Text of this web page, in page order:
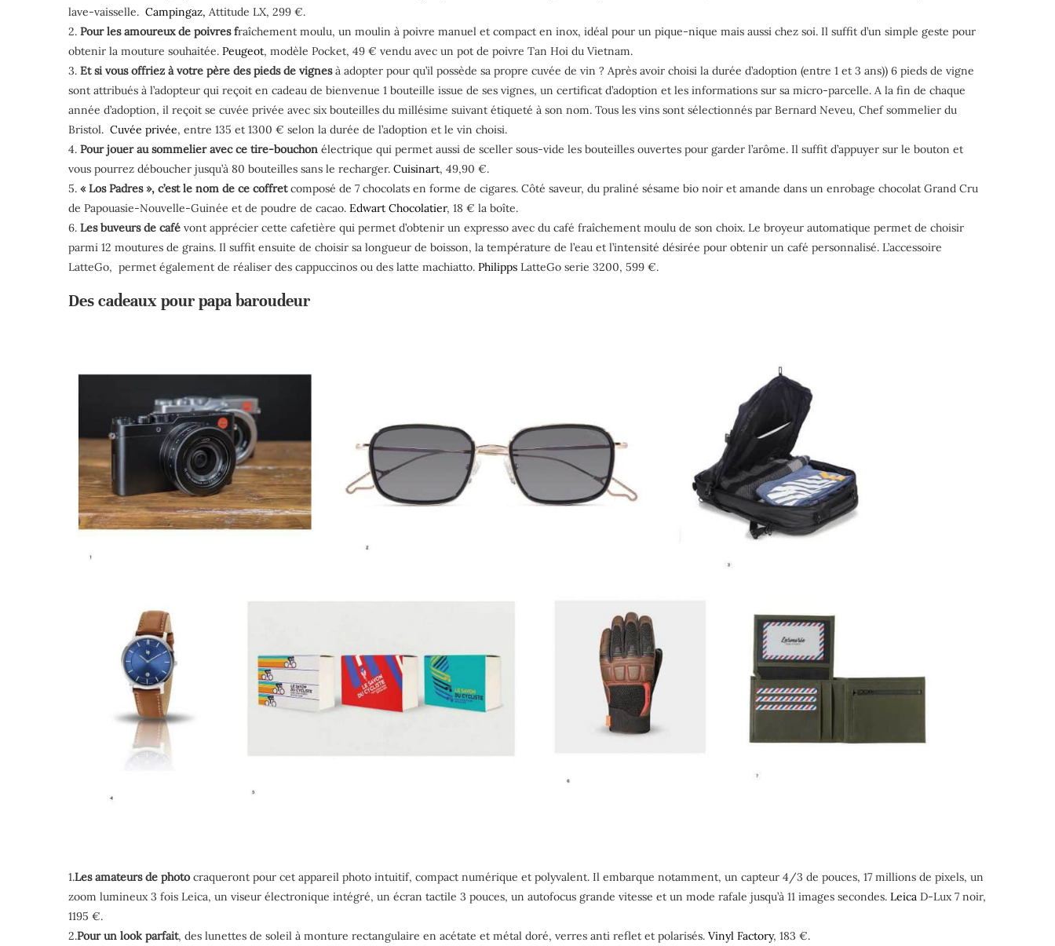
lave-vaisselle. Campingaz, Attitude LX, 299 €.
2. Pour les amoureux de poivres fraîchement moulu, un moulin à poivre manuel et compact en inox, idéal pour un pique-nique mais aussi chez soi. Il suffit d’un simple geste pour
obtenir la mouture souhaitée. Peugeot, modèle Pocket, 49 € vendu avec un pot de poivre Tan Hoi du Vietnam.
3. Et si vous offriez à votre père des pieds de vignesà adopter pour qu’il possède sa propre cuvée de vin ? Après avoir choisi la durée d’adoption (entre 1 et 3 ans)) 6 pieds de vigne
sont attribués à l’adopteur qui reçoit en cadeau de bienvenue 1 bouteille issue de ses vignes, un certificat d’adoption et les informations sur sa micro-parcelle. A la fin de chaque
année d’adoption, il reçoit se cuvée privée avec six bouteilles du millésime suivant étiqueté à son nom. Tous les vins sont sélectionnés par Bernard Neveu, Chef sommelier du
Bristol. Cuvée privée, entre 135 et 1300 € selon la durée de l’adoption et le vin choisi.
4. Pour jouer au sommelier avec ce tire-bouchon électrique qui permet aussi de sceller sous-vide les bouteilles ouvertes pour garder l’arôme. Il suffit d’appuyer sur le bouton et
vous pourrez déboucher jusqu’à 80 bouteilles sans le recharger. Cuisinart, 49,90 €.
5. « Los Padres », c’est le nom de ce coffretcomposé de 7 chocolats en forme de cigares. Côté saveur, du praliné sésame bio noir et amande dans un enrobage chocolat Grand Cru
de Papouasie-Nouvelle-Guinée et de poudre de cacao. Edwart Chocolatier, 18 € la boîte.
6. Les buveurs de café vont apprécier cette cafetière qui permet d’obtenir un expresso avec du café fraîchement moulu de son choix. Le broyeur automatique permet de choisir
parmi 12 moutures de grains. Il suffit ensuite de choisir sa longueur de boisson, la température de l’eau et l’intensité désirée pour obtenir un café personnalisé. L’accessoire
LatteGo, permet également de réaliser des cappuccinos ou des latte machiatto. Philipps LatteGo serie 3200, 599 €.
Des cadeaux pour papa baroudeur
1.Les amateurs de photocraqueront pour cet appareil photo intuitif, compact numérique et polyvalent. Il embarque notamment, un capteur 4/3 de pouces, 17 millions de pixels, un
zoom lumineux 3 fois Leica, un viseur électronique intégré, un écran tactile 3 pouces, un autofocus grande vitesse et un mode rafale jusqu’à 11 images secondes. Leica D-Lux 7 noir,
1195 €.
2.Pour un look parfait, des lunettes de soleil à monture rectangulaire en acétate et métal doré, verres anti reflet et polarisés. Vinyl Factory, 183 €.